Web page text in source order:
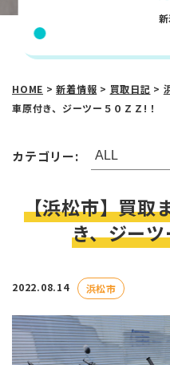
HOME >新着情報 > 買取日記 >
車原付き、ジーツー５０ＺＺ!！
カテゴリー:
【浜松市】買取
き、ジー
2022.08.14 浜松市